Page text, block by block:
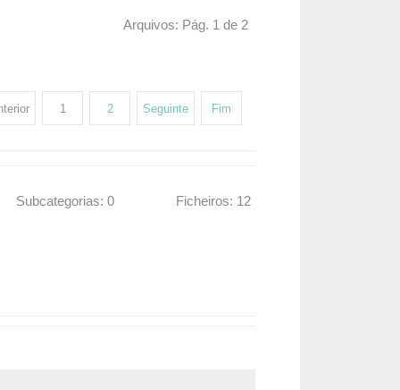
Arquivos: Pág. 1 de 2
1 2 Seguinte Fim
Subcategorias: 0 Ficheiros: 12